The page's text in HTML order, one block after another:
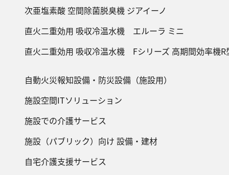
次亜塩素酸 空間除菌脱臭機 ジアイーノ
直火二重効用 吸収冷温水機 エルーラ ミニ
直火二重効用 吸収冷温水機 Fシリーズ 高期間効率機R
自動火災報知設備・防災設備（施設用）
施設空間ITソリューション
施設での介護サービス
施設（パブリック）向け 設備・建材
自宅介護支援サービス